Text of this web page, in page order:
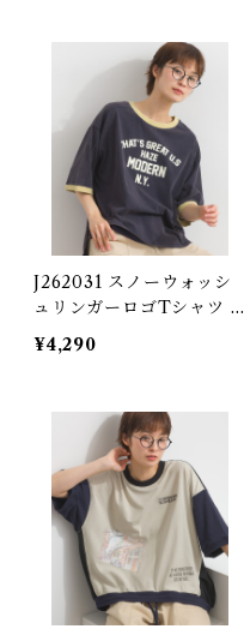
with Line Tape
J262031 スノーウォッシ
ュリンガーロゴTシャツ /
Snow Wash Ringer Log
o T-Shirt
¥4,290